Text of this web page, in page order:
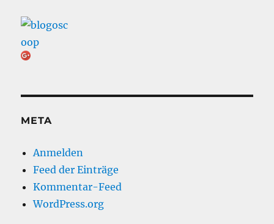
META
Anmelden
Feed der Einträge
Kommentar-Feed
WordPress.org